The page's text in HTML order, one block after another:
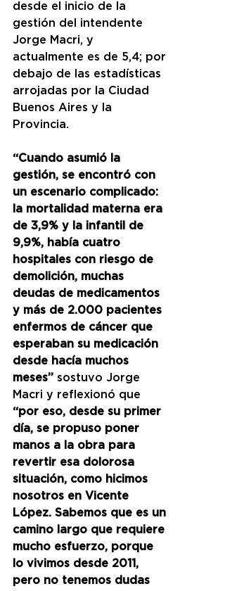
desde el inicio de la
gestión del intendente
Jorge Macri, y
actualmente es de 5,4; por
debajo de las estadísticas
arrojadas por la Ciudad
Buenos Aires y la
Provincia.
“Cuando asumió la
gestión, se encontró con
un escenario complicado:
la mortalidad materna era
de 3,9% y la infantil de
9,9%, había cuatro
hospitales con riesgo de
demolición, muchas
deudas de medicamentos
y más de 2.000 pacientes
enfermos de cáncer que
esperaban su medicación
desde hacía muchos
meses” sostuvo Jorge
Macri y reflexionó que
“por eso, desde su primer
día, se propuso poner
manos a la obra para
revertir esa dolorosa
situación, como hicimos
nosotros en Vicente
López. Sabemos que es un
camino largo que requiere
mucho esfuerzo, porque
lo vivimos desde 2011,
pero no tenemos dudas